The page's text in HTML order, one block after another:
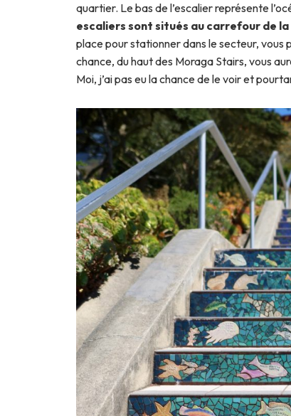
quartier. Le bas de l’escalier représente
escaliers sont situés au carrefour de
place pour stationner dans le secteur, vous
chance, du haut des Moraga Stairs, vous
Moi, j’ai pas eu la chance de le voir et